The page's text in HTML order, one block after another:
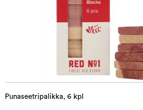
Punaseetripalikka, 6 kpl